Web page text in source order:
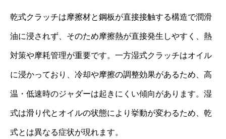
乾式クラッチは摩擦材と鋼板が直接接触する構造で潤滑
油に浸されず、そのため摩擦熱が直接発生しやすく、熱
対策や摩耗管理が重要です。一方湿式クラッチはオイル
に浸かっており、冷却や摩擦の調整効果があるため、高
温・低速時のジャダーは起きにくい傾向があります。湿
式は滑り代とオイルの状態により挙動が変わるため、乾
式とは異なる症状が現れます。